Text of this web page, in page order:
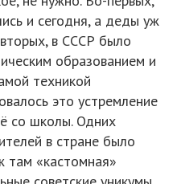
и сегодня, а деды уж
в СССР было
образованием и
техникой
это устремление
со школы. Одних
в стране было
там «кастомная»